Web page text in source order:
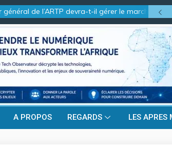
de l’ARTP devra-t-il gérer le marché d’hier ou
A PROPOS REGARDS LES APRES